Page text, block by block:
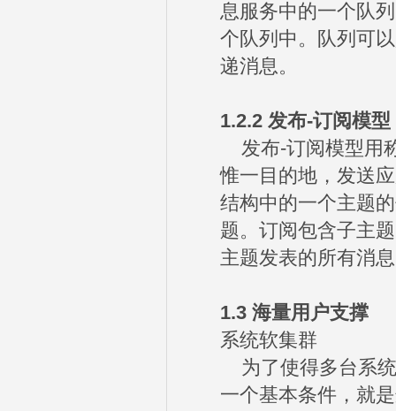
息服务中的一个队
个队列中。队列可
递消息。
1.2.2 发布-订阅模型
发布-订阅模型用
惟一目的地，发送
结构中的一个主题
题。订阅包含子主
主题发表的所有消
1.3 海量用户支撑
系统软集群
为了使得多台系
一个基本条件，就